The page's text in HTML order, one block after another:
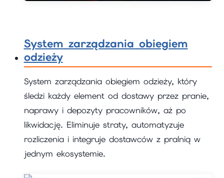
System zarządzania obiegiem
odzieży
System zarządzania obiegiem odzieży, który
śledzi każdy element od dostawy przez pranie,
naprawy i depozyty pracowników, aż po
likwidację. Eliminuje straty, automatyzuje
rozliczenia i integruje dostawców z pralnią w
jednym ekosystemie.